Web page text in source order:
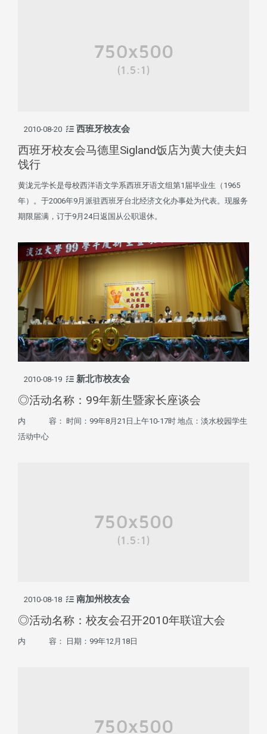
2010-08-20 西班牙校友会
西班牙校友会马德里Sigland饭店为黄大使夫妇
饯行
黄泷元学长是母校西洋语文学系西班牙语文组第1届毕业生（1965
年）。于2006年9月派驻西班牙台北经济文化办事处为代表。现服务
期限届满，订于9月24日返国从公职退休。
2010-08-19 新北市校友会
◎活动名称：99年新生暨家长座谈会
内 容： 时间：99年8月21日上午10-17时 地点：淡水校园学生
活动中心
2010-08-18 南加州校友会
◎活动名称：校友会召开2010年联谊大会
内 容： 日期：99年12月18日